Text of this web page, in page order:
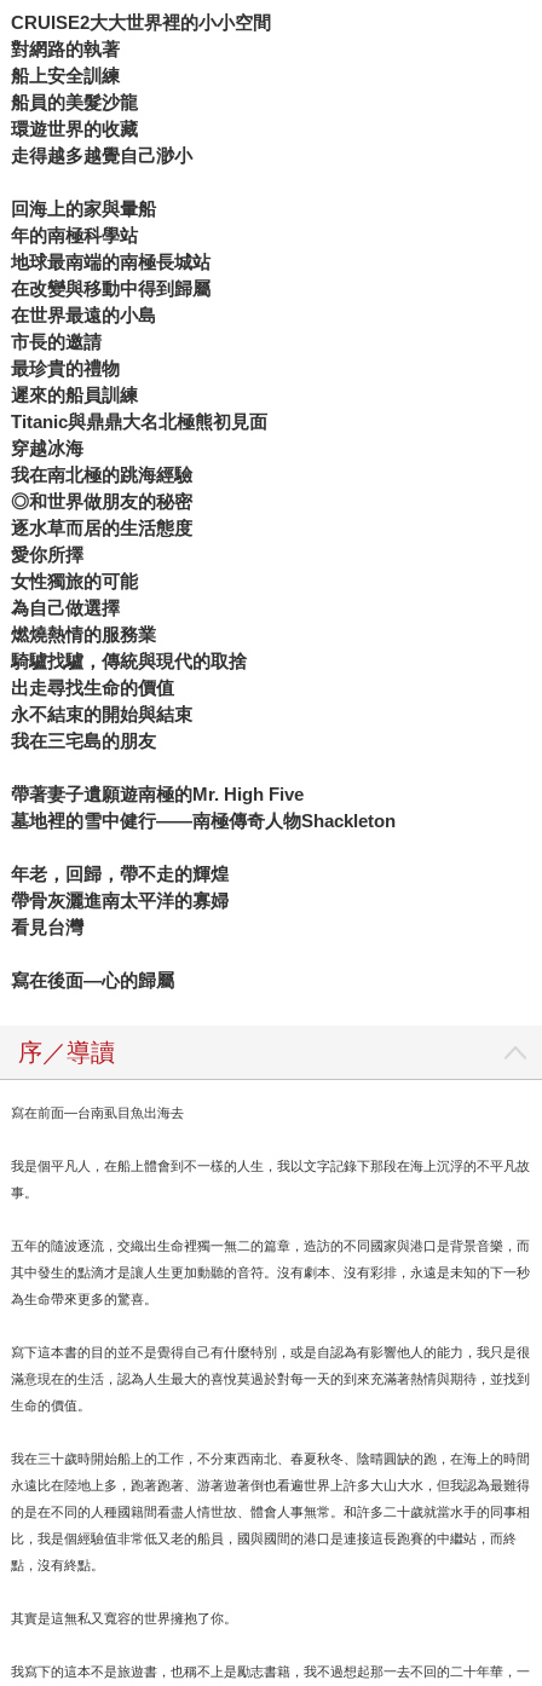
CRUISE2大大世界裡的小小空間
對網路的執著
船上安全訓練
船員的美髮沙龍
環遊世界的收藏
走得越多越覺自己渺小
回海上的家與暈船
年的南極科學站
地球最南端的南極長城站
在改變與移動中得到歸屬
在世界最遠的小島
市長的邀請
最珍貴的禮物
遲來的船員訓練
Titanic與鼎鼎大名北極熊初見面
穿越冰海
我在南北極的跳海經驗
◎和世界做朋友的秘密
逐水草而居的生活態度
愛你所擇
女性獨旅的可能
為自己做選擇
燃燒熱情的服務業
騎驢找驢，傳統與現代的取捨
出走尋找生命的價值
永不結束的開始與結束
我在三宅島的朋友
帶著妻子遺願遊南極的Mr. High Five
墓地裡的雪中健行——南極傳奇人物Shackleton
年老，回歸，帶不走的輝煌
帶骨灰灑進南太平洋的寡婦
看見台灣
寫在後面—心的歸屬
序／導讀
寫在前面—台南虱目魚出海去
我是個平凡人，在船上體會到不一樣的人生，我以文字記錄下那段在海上沉浮的不平凡故
事。
五年的隨波逐流，交織出生命裡獨一無二的篇章，造訪的不同國家與港口是背景音樂，而
其中發生的點滴才是讓人生更加動聽的音符。沒有劇本、沒有彩排，永遠是未知的下一秒
為生命帶來更多的驚喜。
寫下這本書的目的並不是覺得自己有什麼特別，或是自認為有影響他人的能力，我只是很
滿意現在的生活，認為人生最大的喜悅莫過於對每一天的到來充滿著熱情與期待，並找到
生命的價值。
我在三十歲時開始船上的工作，不分東西南北、春夏秋冬、陰晴圓缺的跑，在海上的時間
永遠比在陸地上多，跑著跑著、游著遊著倒也看遍世界上許多大山大水，但我認為最難得
的是在不同的人種國籍間看盡人情世故、體會人事無常。和許多二十歲就當水手的同事相
比，我是個經驗值非常低又老的船員，國與國間的港口是連接這長跑賽的中繼站，而終
點，沒有終點。
其實是這無私又寬容的世界擁抱了你。
我寫下的這本不是旅遊書，也稱不上是勵志書籍，我不過想起那一去不回的二十年華，一